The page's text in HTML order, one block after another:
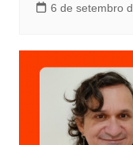
6 de setembro